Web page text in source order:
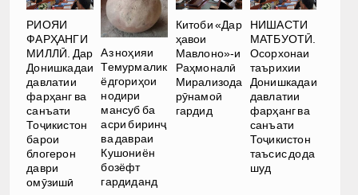
РИОЯИ
ФАРҲАНГИ
МИЛЛӢ. Дар
Донишкадаи
давлатии
фарҳанг ва
санъати
Тоҷикистон
барои
блогерон
даври
омӯзишӣ
Аз ноҳияи
Темурмалик
ёдгориҳои
нодири
мансуб ба
асри биринҷ
ва давраи
Кушониён
бозёфт
гардиданд
Китоби «Дар
ҳавои
Мавлоно»-и
Раҳмоналӣ
Мирализода
рӯнамоӣ
гардид
НИШАСТИ
МАТБУОТӢ.
Осорхонаи
таърихии
Донишкадаи
давлатии
фарҳанг ва
санъати
Тоҷикистон
таъсис дода
шуд